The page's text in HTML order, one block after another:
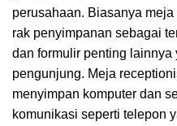
perusahaan. Biasanya
rak penyimpanan sebagai
dan formulir penting
pengunjung. Meja
menyimpan komputer dan
komunikasi seperti telepon